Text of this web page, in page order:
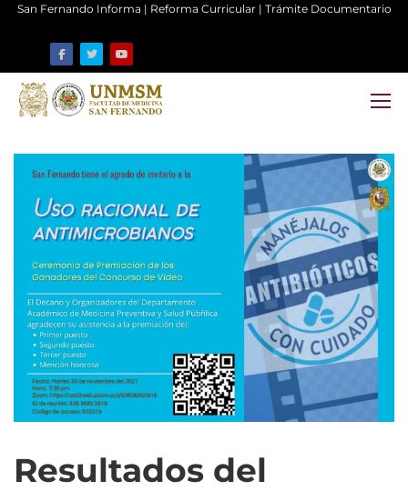
San Fernando Informa | Reforma Curricular| Trámite Documentario
Resultados del